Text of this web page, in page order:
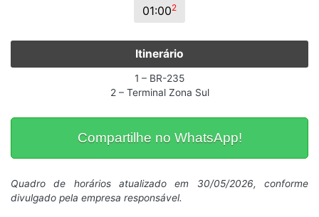
01:002
Itinerário
1 – BR-235
2 – Terminal Zona Sul
Compartilhe no WhatsApp!
Quadro de horários atualizado em 30/05/2026, conforme
divulgado pela empresa responsável.